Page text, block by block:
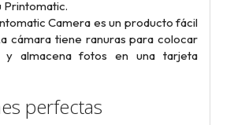
Printomatic.
Camera es un producto fácil
cámara tiene ranuras para colocar
y almacena fotos en una tarjeta
perfectas